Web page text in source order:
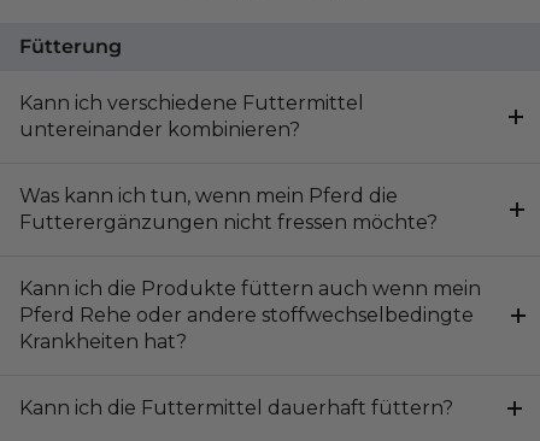
Fütterung
Kann ich verschiedene Futtermittel
untereinander kombinieren?
Was kann ich tun, wenn mein Pferd die
Futterergänzungen nicht fressen möchte?
Kann ich die Produkte füttern auch wenn mein
Pferd Rehe oder andere stoffwechselbedingte
Krankheiten hat?
Kann ich die Futtermittel dauerhaft füttern?